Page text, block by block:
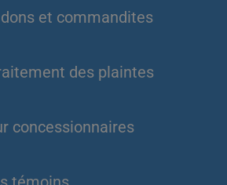
et commandites
des plaintes
concessionnaires